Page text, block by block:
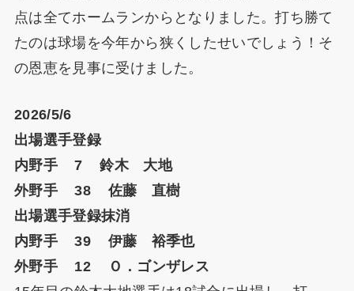
点は全てホームランからとなりました。打ち勝て
たのは球場を今年から狭くしたせいでしょう！そ
の恩恵を見事に受けました。
2026/5/6
出場選手登録
内野手 7 鈴木 大地
外野手 38 佐藤 直樹
出場選手登録抹消
内野手 39 伊藤 裕季也
外野手 12 Ｏ．ゴンザレス